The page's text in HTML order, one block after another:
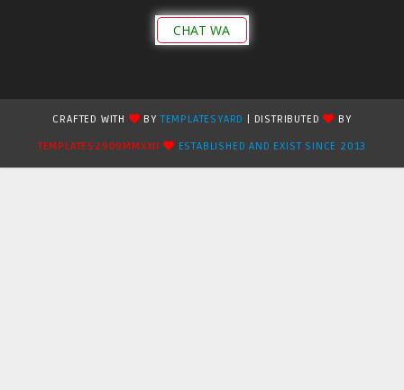
CHAT WA
CRAFTED WITH BYTEMPLATESYARD | DISTRIBUTED
BY
TEMPLATES2909MMXXII
ESTABLISHED AND EXIST SINCE 2013